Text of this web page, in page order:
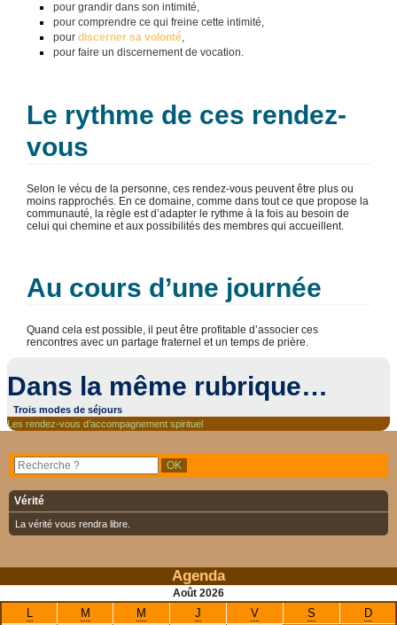
pour grandir dans son intimité,
pour comprendre ce qui freine cette intimité,
pourdiscerner sa volonté,
pour faire un discernement de vocation.
Le rythme de ces rendez-
vous
Selon le vécu de la personne, ces rendez-vous peuvent être plus ou
moins rapprochés. En ce domaine, comme dans tout ce que propose la
communauté, la règle est d’adapter le rythme à la fois au besoin de
celui qui chemine et aux possibilités des membres qui accueillent.
Au cours d’une journée
Quand cela est possible, il peut être profitable d’associer ces
rencontres avec un partage fraternel et un temps de prière.
Dans la même rubrique…
Trois modes de séjours
Les rendez-vous d’accompagnement spirituel
Vérité
La vérité vous rendra libre.
Agenda
Août 2026
L M M J V S D